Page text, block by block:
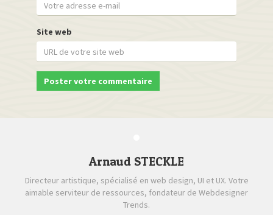
Site web
Arnaud STECKLE
Directeur artistique, spécialisé en web design, UI et UX. Votre
aimable serviteur de ressources, fondateur de Webdesigner
Trends.